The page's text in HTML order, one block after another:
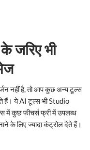
जरिए भी
नहीं है, तो आप कुछ अन्य टूल्स
ये AI टूल्स भी Studio
में कुछ फीचर्स फ्री में उपलब्ध
के लिए ज्यादा कंट्रोल देते हैं।